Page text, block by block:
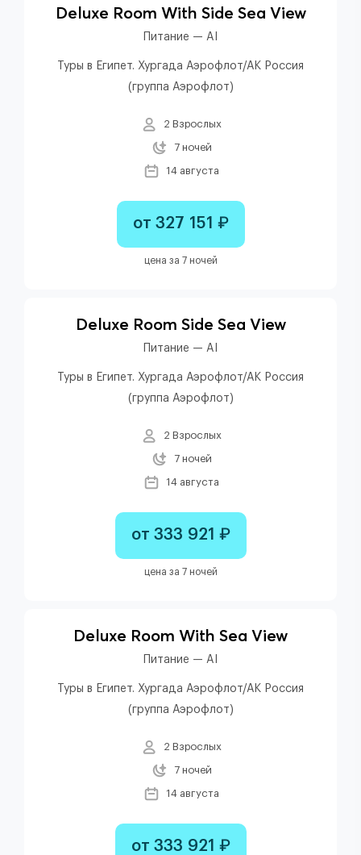
Deluxe Room With Side Sea View
Питание — AI
Туры в Египет. Хургада Аэрофлот/АК Россия
(группа Аэрофлот)
2 Взрослых
7 ночей
14 августа
от 327 151 ₽
цена за 7 ночей
Deluxe Room Side Sea View
Питание — AI
Туры в Египет. Хургада Аэрофлот/АК Россия
(группа Аэрофлот)
2 Взрослых
7 ночей
14 августа
от 333 921 ₽
цена за 7 ночей
Deluxe Room With Sea View
Питание — AI
Туры в Египет. Хургада Аэрофлот/АК Россия
(группа Аэрофлот)
2 Взрослых
7 ночей
14 августа
от 333 921 ₽